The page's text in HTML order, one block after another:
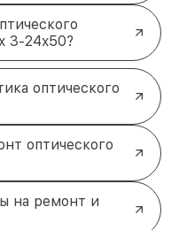
3-24x50?
оптического
оптического
на ремонт и